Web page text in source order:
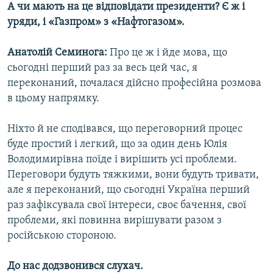
А чи мають на це відповідати президенти? Є ж і
уряди, і «Газпром» з «Нафтогазом».
Анатолій Семинога: Про це ж і йде мова, що
сьогодні перший раз за весь цей час, я
переконаний, почалася дійсно професійна розмова
в цьому напрямку.
Ніхто й не сподівався, що переговорний процес
буде простий і легкий, що за один день Юлія
Володимирівна поїде і вирішить усі проблеми.
Переговори будуть тяжкими, вони будуть тривати,
але я переконаний, що сьогодні Україна перший
раз зафіксувала свої інтереси, своє бачення, свої
проблеми, які повинна вирішувати разом з
російською стороною.
До нас додзвонився слухач.